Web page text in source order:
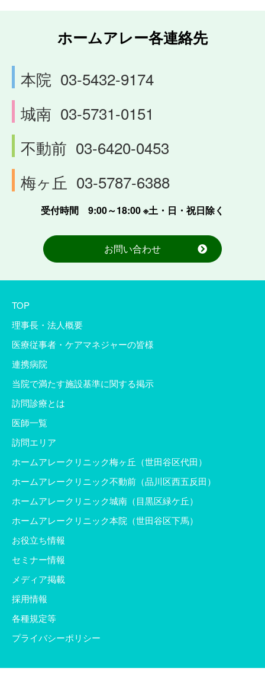
ホームアレー各連絡先
本院 03-5432-9174
城南 03-5731-0151
不動前 03-6420-0453
梅ヶ丘 03-5787-6388
受付時間 9:00～18:00 ※土・日・祝日除く
お問い合わせ
TOP
理事長・法人概要
医療従事者・ケアマネジャーの皆様
連携病院
当院で満たす施設基準に関する掲示
訪問診療とは
医師一覧
訪問エリア
ホームアレークリニック梅ヶ丘（世田谷区代田）
ホームアレークリニック不動前（品川区西五反田）
ホームアレークリニック城南（目黒区緑ケ丘）
ホームアレークリニック本院（世田谷区下馬）
お役立ち情報
セミナー情報
メディア掲載
採用情報
各種規定等
プライバシーポリシー